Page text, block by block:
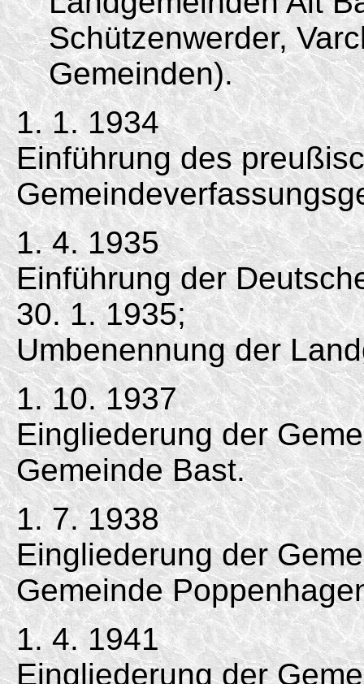
Schützenwerder,
Gemeinden).
1. 1. 1934
Einführung des
1. 4. 1935
Einführung der
30. 1. 1935;
Umbenennung der
1. 10. 1937
Eingliederung der
Gemeinde Bast.
1. 7. 1938
Eingliederung der
Gemeinde
1. 4. 1941
Eingliederung der